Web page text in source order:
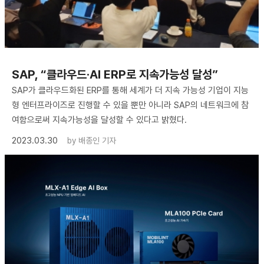
SAP, “클라우드·AI ERP로 지속가능성 달성”
SAP가 클라우드화된 ERP를 통해 세계가 더 지속 가능성 기업이 지능
형 엔터프라이즈로 진행할 수 있을 뿐만 아니라 SAP의 네트워크에 참
여함으로써 지속가능성을 달성할 수 있다고 밝혔다.
2023.03.30
by 배종인 기자